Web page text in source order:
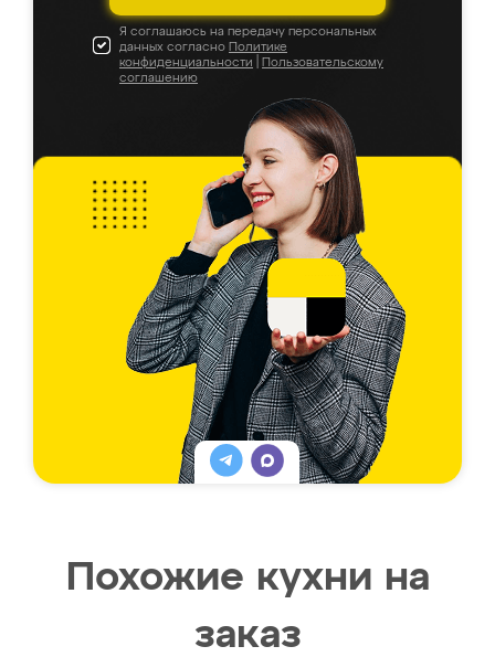
Я соглашаюсь на передачу персональных
данных согласно Политике
конфиденциальности
Пользовательскому
соглашению
Похожие кухни на
заказ